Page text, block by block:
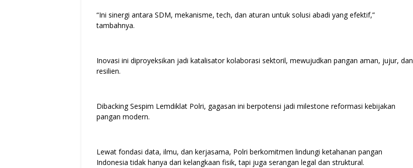
“Ini sinergi antara SDM, mekanisme, tech, dan aturan untuk solusi abadi yang efektif,”
tambahnya.
Inovasi ini diproyeksikan jadi katalisator kolaborasi sektoril, mewujudkan pangan aman, jujur, dan
resilien.
Dibacking Sespim Lemdiklat Polri, gagasan ini berpotensi jadi milestone reformasi kebijakan
pangan modern.
Lewat fondasi data, ilmu, dan kerjasama, Polri berkomitmen lindungi ketahanan pangan
Indonesia tidak hanya dari kelangkaan fisik, tapi juga serangan legal dan struktural.